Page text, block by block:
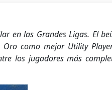
en las Grandes Ligas. El
como mejor Utility
los jugadores más